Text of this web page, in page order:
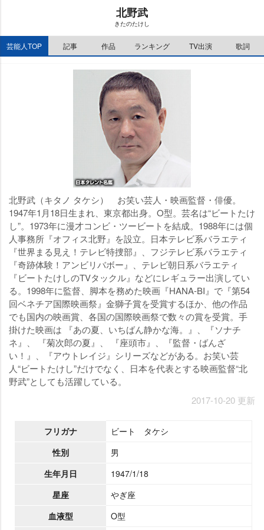
e
北野武
きたのたけし
芸能人TOP 記事 作品 ランキング TV出演 歌詞
北野武（キタノ タケシ） お笑い芸人・映画監督・俳優。
1947年1月18日生まれ、東京都出身。O型。芸名は“ビートたけ
し”。1973年に漫才コンビ・ツービートを結成。1988年には個
人事務所『オフィス北野』を設立。日本テレビ系バラエティ
『世界まる見え！テレビ特捜部』、フジテレビ系バラエティ
『奇跡体験！アンビリバボー』、テレビ朝日系バラエティ
『ビートたけしのTVタックル』などにレギュラー出演してい
る。1998年に監督、脚本を務めた映画『HANA-BI』で『第54
回ベネチア国際映画祭』金獅子賞を受賞するほか、他の作品
でも国内の映画賞、各国の国際映画祭で数々の賞を受賞。手
掛けた映画は 『あの夏、いちばん静かな海。』、『ソナチ
ネ』、 『菊次郎の夏』、 『座頭市』、『監督・ばんざ
い！』、『アウトレイジ』シリーズなどがある。お笑い芸
人“ビートたけし”だけでなく、日本を代表とする映画監督“北
野武”としても活躍している。
2017-10-20 更新
フリガナ
ビート タケシ
性別
男
生年月日
1947/1/18
星座
ぎ座
血液型
O型